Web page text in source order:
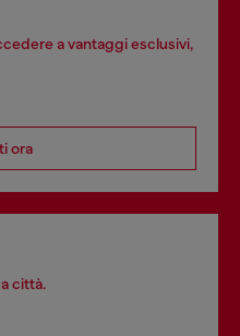
a vantaggi esclusivi,
ora
città.